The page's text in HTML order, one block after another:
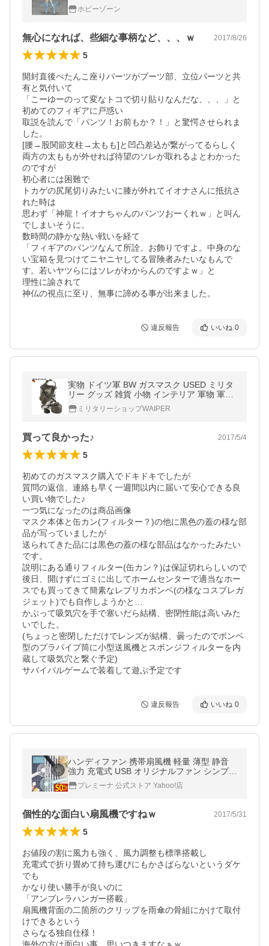
ホビーゾーン
無心になれば、些細な事柄など、、、ｗ 2017/8/26
5
開封直後ぺたんこ座りパーツがブーツ部、立位パーツと共
有と気付いて
「こーゆーのって変なトコで切り貼りなんだな、、、」と
初めてのフィギアに戸惑い
取説を読んで「パンツ！お前もか？！」と驚愕させられま
した。
[腰→股関節支柱→太もも]と凹凸差込が繋がってるらしく
両方の太ももが外せれば待望のソレが取れるよとわかった
のですが
初心者には困難で
トカゲの尻尾切りみたいに膝が外れてイオナさんに抵抗さ
れた時は
思わず「神龍！イオナちゃんのパンツおーくれｗ」と叫ん
でしまいそうに。
数時間の静かな熱い戦いを経て
「フィギアのパンツなんて所詮、お飾りですよ。中身のな
い宝箱を見つけてニヤニヤしてる冒険者みたいなもんで
す。若いヤツらにはソレがわからんのですよｗ」と
理性に諭されて
神仏の視点に至り、無事に諦める事が出来ました。
違反報告 いいね 0
実物 ドイツ軍 BW ガスマスク USED ミリタ
リー グッズ 雑貨 小物 インテリア 軍物 軍用
仮装【クーポン対象外】【T】
ミリタリーショップWAIPER
買って良かった♪ 2017/5/4
5
初めてのガスマスク購入でドキドキでしたが
質問の返信、連絡も早く一週間以内に届いて安心できる良
い買い物でした♪
一つ気になったのは商品画像
マスク本体と缶カン(フィルター？)の他に黒色の蓋の様な部
品が写っていましたが
送られてきた品には黒色の蓋の様な部品はなかったみたい
です。
説明にある通りフィルター(缶カン？)は保証切れらしいので
後日、開けずにゴミに出してホームセンターで適当なホー
スでも買ってきて簡素なレプリカボンベ(の様なコスプレガ
ジェット)でも自作しようかと…
かぶって吸気穴を手で塞いだら結構、密閉性能は高いみた
いでした。
(ちょっと密閉しただけでレンズが結構、曇ったのでボンベ
型のプラパイプ筒に小型送風機とスポンジフィルターを内
蔵して吸気穴と繋ぐ予定)
サバイバルゲームで装着して遊ぶ予定です
違反報告 いいね 0
ハンディファン 携帯扇風機 軽量 薄型 静音
強力 充電式 USB オリジナルファン シンプル
おしゃれ プレミーナセール 「爆買」＆「母
の日」プレミーナ 公式ストア Yahoo!店
個性的な面白い扇風機ですねｗ 2017/5/31
5
お値段の割に風力も強く、風力調整も標準搭載し
充電式で折り畳めて持ち運びにもかさばらないというダケ
でも
かなり使い勝手が良いのに
「アンブレラハンガー搭載」
扇風機背面の二箇所のクリップを雨傘の骨組にかけて取付
けできるという
さらなる独自仕様！